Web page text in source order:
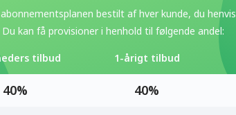
bestilt af hver kunde, du
kan få provisioner i henhold til følgende andel:
tilbud 1-årigt tilbud
40% 40%